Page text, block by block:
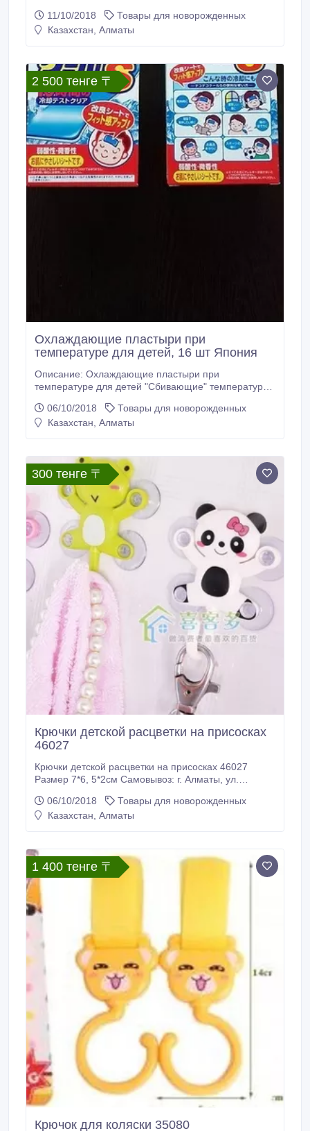
гипоаллергенный холлофайбер производства
Россия..
11/10/2018
Товары для новорожденных
Казахстан, Алматы
2 500 тенге 〒
Охлаждающие пластыри при
температуре для детей, 16 шт Япония
Описание: Охлаждающие пластыри при
температуре для детей "Сбивающие" температуру
Эффект от применения одного пластыря длится в
течении 8 часов. Пластырь хорошо держится на лбу,
так и взрослым.
06/10/2018
Товары для новорожденных
Казахстан, Алматы
300 тенге 〒
Крючки детской расцветки на присосках
46027
Крючки детской расцветки на присосках 46027
Размер 7*6, 5*2см Самовывоз: г. Алматы, ул.
каб.102. Доставка по г. Алматы 600 - 800 тенге в
зависимости от адреса (минимальный заказ 2000
06/10/2018
Товары для новорожденных
Казахстан, Алматы
1 400 тенге 〒
Крючок для коляски 35080